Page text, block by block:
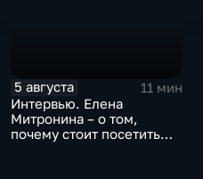
5 августа
11 мин
Интервью. Елена
Митронина – о том,
почему стоит посетить